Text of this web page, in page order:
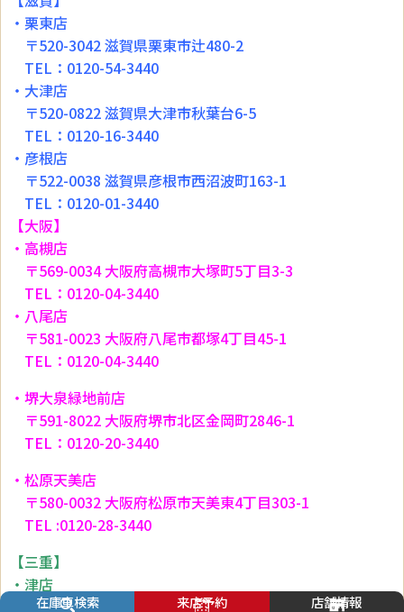
・栗東店
〒520-3042 滋賀県栗東市辻480-2
TEL：0120-54-3440
・大津店
〒520-0822 滋賀県大津市秋葉台6-5
TEL：0120-16-3440
・彦根店
〒522-0038 滋賀県彦根市西沼波町163-1
TEL：0120-01-3440
【大阪】
・高槻店
〒569-0034 大阪府高槻市大塚町5丁目3-3
TEL：0120-04-3440
・八尾店
〒581-0023 大阪府八尾市都塚4丁目45-1
TEL：0120-04-3440
・堺大泉緑地前店
〒591-8022 大阪府堺市北区金岡町2846-1
TEL：0120-20-3440
・松原天美店
〒580-0032 大阪府松原市天美東4丁目303-1
TEL :0120-28-3440
【三重】
・津店
〒514-0831 三重県津市本町33-38
在庫車検索 来店予約 店舗情報